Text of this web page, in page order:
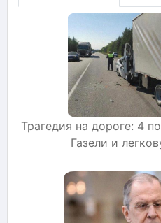
Трагедия на дороге: 4
Газели и